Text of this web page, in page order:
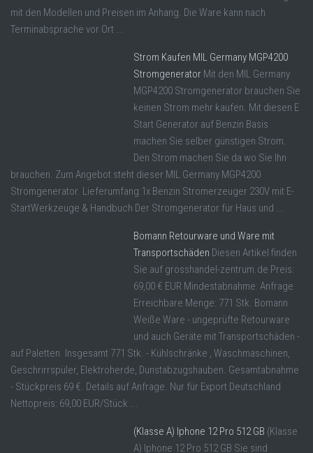
mit den Modellen und Preisen im Anhang. Die Ware kann nach
Terminabsprache vor Ort ...
Strom Kaufen MIL Germany MGP4200
Stromgenerator Mit den MIL Germany
MGP4200 Stromgenerator brauchen Sie
keinen Strom mehr kaufen. Mit diesen E
Start Generator auf Benzin Basis
machen Sie selber günstigen Strom.
Den Strom machen Sie da wo Sie Ihn
brauchen. Zum Angebot steht dieser MIL Germany MGP4200
Stromgenerator. Lieferumfang:1x Benzin Stromerzeuger 230V mit E-
StartWerkzeuge & Handbuch Der Stromgenerator für Haus und ...
Bomann Retourware und Ware mit
Transportschäden Diesen Artikel finden
Sie auf grosshandel-zentrum.de Preis:
69,00 € EUR Mindestabnahme: Anfrage
Erreichbare Menge: 771 Stk. Bomann
Weiße Ware - ungeprüfte Retourware
und auch Geräte mit Transportschäden -
auf Paletten. Insgesamt 771 Stk. - Kühlschränke , Waschmaschinen,
Geschrirrspüler, Elektroherde, Dunstabzugshauben. Gesamtabnahme
- Stückpreis 69 €. Details auf Anfrage. Nur für Export Deutschland
Nettopreis: 69,00 EUR/Stück ...
(Klasse A) Iphone 12 Pro 512 GB (Klasse
A) Iphone 12 Pro 512 GB Sie sind